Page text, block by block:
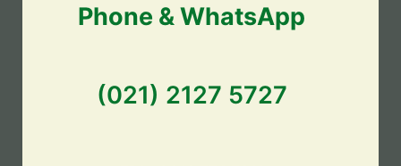
Phone & WhatsApp
(021) 2127 5727